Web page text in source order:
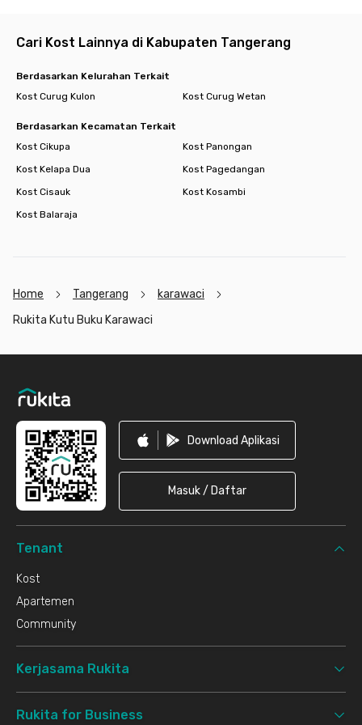
Minimarket
- Hypermart 3.6 km
Akses Tol
Cari Kost Lainnya di Kabupaten Tangerang
Berdasarkan Kelurahan Terkait
Kost Curug Kulon
Kost Curug Wetan
Berdasarkan Kecamatan Terkait
Kost Cikupa
Kost Panongan
Kost Kelapa Dua
Kost Pagedangan
Kost Cisauk
Kost Kosambi
Kost Balaraja
Home Tangerang
karawaci
Rukita Kutu Buku Karawaci
Download Aplikasi
Masuk / Daftar
Tenant
Kost
Apartemen
Community
Kerjasama Rukita
Rukita for Business